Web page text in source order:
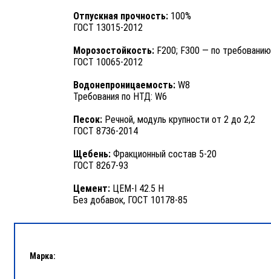
Отпускная прочность:100%
ГОСТ 13015-2012
Морозостойкость:F200; F300 — по требованию
ГОСТ 10065-2012
Водонепроницаемость:W8
Требования по НТД: W6
Песок:Речной, модуль крупности от 2 до 2,2
ГОСТ 8736-2014
Щебень:Фракционный состав 5-20
ГОСТ 8267-93
Цемент:ЦЕМ-I 42.5 Н
Без добавок, ГОСТ 10178-85
Марка: